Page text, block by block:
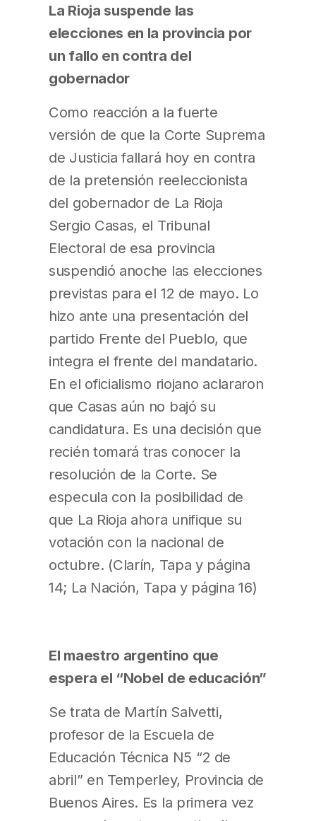
La Rioja suspende las
elecciones en la provincia por
un fallo en contra del
gobernador
Como reacción a la fuerte
versión de que la Corte Suprema
de Justicia fallará hoy en contra
de la pretensión reeleccionista
del gobernador de La Rioja
Sergio Casas, el Tribunal
Electoral de esa provincia
suspendió anoche las elecciones
previstas para el 12 de mayo. Lo
hizo ante una presentación del
partido Frente del Pueblo, que
integra el frente del mandatario.
En el oficialismo riojano aclararon
que Casas aún no bajó su
candidatura. Es una decisión que
recién tomará tras conocer la
resolución de la Corte. Se
especula con la posibilidad de
que La Rioja ahora unifique su
votación con la nacional de
octubre. (Clarín, Tapa y página
14; La Nación, Tapa y página 16)
El maestro argentino que
espera el “Nobel de educación”
Se trata de Martín Salvetti,
profesor de la Escuela de
Educación Técnica N5 “2 de
abril” en Temperley, Provincia de
Buenos Aires. Es la primera vez